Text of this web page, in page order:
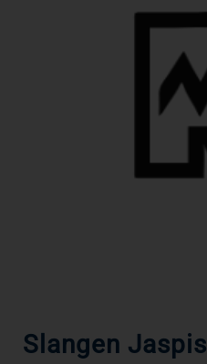
Slangen Jaspis